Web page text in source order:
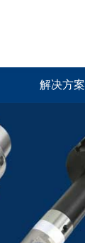
解决方案